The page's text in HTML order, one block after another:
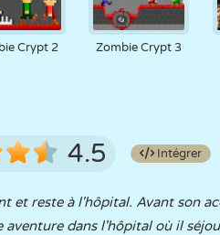
Crypt 2 Zombie Crypt 3
4.5 Intégrer
et reste à l'hôpital. Avant son
aventure dans l'hôpital où il